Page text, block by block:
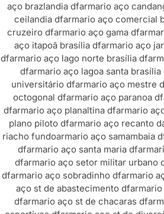
aço brazlandia dfarmario aço
ceilandia dfarmario aço comercial
cruzeiro dfarmario aço gama df
aço itapoã brasília dfarmario aço
dfarmario aço lago norte brasília df
dfarmario aço lagoa santa brasília
universitário dfarmario aço mestre
octogonal dfarmario aço paranoa df
dfarmario aço planaltina dfarmario
plano piloto dfarmario aço recanto
riacho fundoarmario aço samambaia
dfarmario aço santa maria df
dfarmario aço setor militar urbano
dfarmario aço sobradinho dfarmario
aço st de abastecimento df
dfarmario aço st de chacaras df